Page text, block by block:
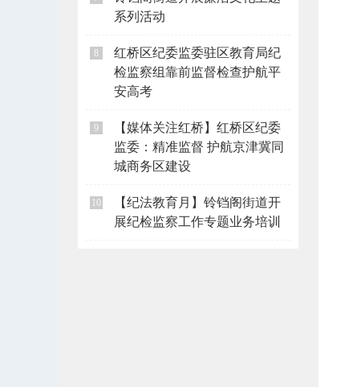
系列活动
8
红桥区纪委监委驻区教育局纪
检监察组靠前监督检查护航平
安高考
9
【媒体关注红桥】红桥区纪委
监委：精准监督 护航京津冀同
城商务区建设
10
【纪法教育月】铃铛阁街道开
展纪检监察工作专题业务培训